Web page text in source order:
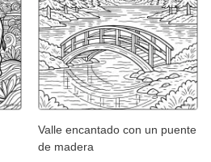
Valle encantado con un puente
de madera